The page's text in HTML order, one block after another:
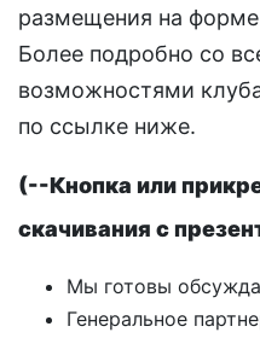
размещения на
Более подробно со
возможностями
по ссылке ниже.
(--Кнопка или
скачивания с
Мы готовы
Генеральное